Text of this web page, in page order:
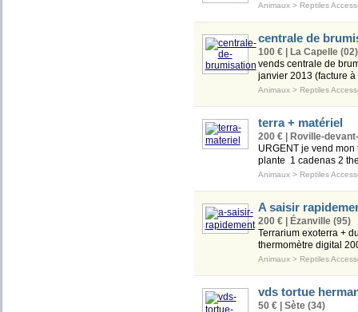
Animaux> Reptiles
centrale de
100 € | La Capelle (02)
vends centrale de
janvier 2013 (facture
Animaux> Reptiles
terra + matériel
200 € | Roville-
URGENT je vend
plante 1 cadenas 2
Animaux> Reptiles
A saisir
200 € | Ézanville (95)
Terrarium exoterra +
thermomètre digital
Animaux> Reptiles
vds tortue
50 € | Sète (34)